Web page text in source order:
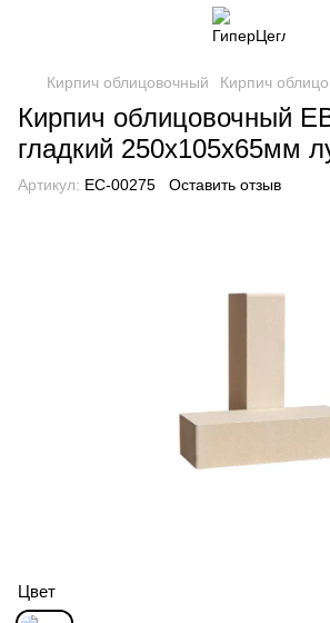
Кирпич облицовочный Кирпич
Кирпич облицовочный
гладкий 250х105х65мм
Артикул: EC-00275 Оставить отзыв
Цвет